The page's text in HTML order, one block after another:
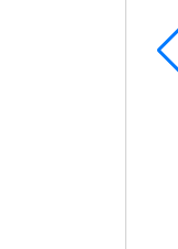
Bomben